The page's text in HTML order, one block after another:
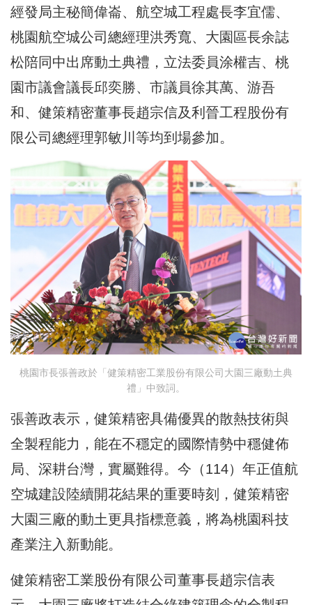
經發局主秘簡偉崙、航空城工程處長李宜儒、
桃園航空城公司總經理洪秀寬、大園區長余誌
松陪同中出席動土典禮，立法委員涂權吉、桃
園市議會議長邱奕勝、市議員徐其萬、游吾
和、健策精密董事長趙宗信及利晉工程股份有
限公司總經理郭敏川等均到場參加。
桃園市長張善政於「健策精密工業股份有限公司大園三廠動土典
禮」中致詞。
張善政表示，健策精密具備優異的散熱技術與
全製程能力，能在不穩定的國際情勢中穩健佈
局、深耕台灣，實屬難得。今（114）年正值航
空城建設陸續開花結果的重要時刻，健策精密
大園三廠的動土更具指標意義，將為桃園科技
產業注入新動能。
健策精密工業股份有限公司董事長趙宗信表